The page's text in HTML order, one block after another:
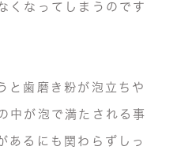
くなってしまうのです
と歯磨き粉が泡立ちや
中が泡で満たされる事
あるにも関わらずしっ